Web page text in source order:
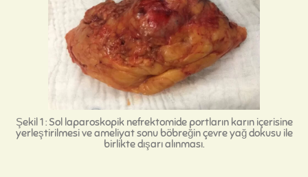
Şekil 1 : Sol laparoskopik nefrektomide portların karın içerisine
yerleştirilmesi ve ameliyat sonu böbreğin çevre yağ dokusu ile
birlikte dışarı alınması.